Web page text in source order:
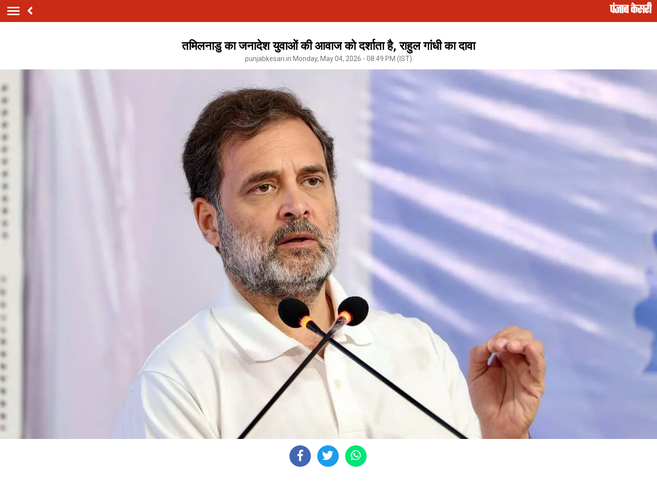
तमिलनाडु का जनादेश युवाओं की आवाज को दर्शाता है, राहुल गांधी का दावा
punjabkesari.in Monday, May 04, 2026 - 08:49 PM (IST)